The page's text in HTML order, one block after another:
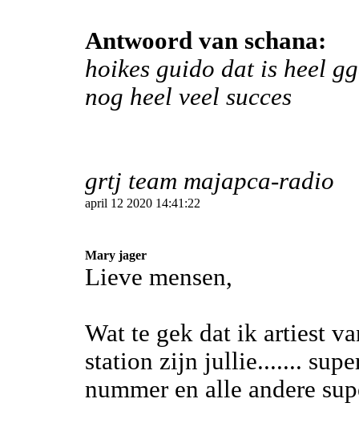
Antwoord van schana:
hoikes guido dat is heel
nog heel veel succes
grtj team majapca-radio
april 12 2020 14:41:22
Mary jager
Lieve mensen,
Wat te gek dat ik artiest
station zijn jullie.......
nummer en alle andere